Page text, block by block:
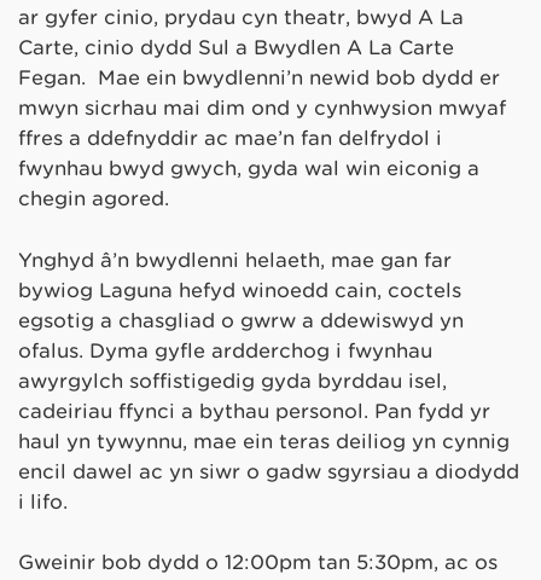
ar gyfer cinio, prydau cyn theatr, bwyd A La
Carte, cinio dydd Sul a Bwydlen A La Carte
Fegan. Mae ein bwydlenni’n newid bob dydd er
mwyn sicrhau mai dim ond y cynhwysion mwyaf
ffres a ddefnyddir ac mae’n fan delfrydol i
fwynhau bwyd gwych, gyda wal win eiconig a
chegin agored.
Ynghyd â’n bwydlenni helaeth, mae gan far
bywiog Laguna hefyd winoedd cain, coctels
egsotig a chasgliad o gwrw a ddewiswyd yn
ofalus. Dyma gyfle ardderchog i fwynhau
awyrgylch soffistigedig gyda byrddau isel,
cadeiriau ffynci a bythau personol. Pan fydd yr
haul yn tywynnu, mae ein teras deiliog yn cynnig
encil dawel ac yn siŵr o gadw sgyrsiau a diodydd
i lifo.
Gweinir bob dydd o 12:00pm tan 5:30pm, ac os